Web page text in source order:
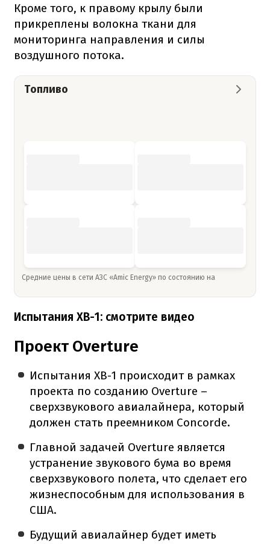
Кроме того, к правому крылу были
прикреплены волокна ткани для
мониторинга направления и силы
воздушного потока.
Топливо
Средние цены в сети АЗС «Amic Energy» по состоянию на
Испытания XB-1: смотрите видео
Проект Overture
Испытания XB-1 происходит в рамках
проекта по созданию Overture –
сверхзвукового авиалайнера, который
должен стать преемником Concorde.
Главной задачей Overture является
устранение звукового бума во время
сверхзвукового полета, что сделает его
жизнеспособным для использования в
США.
Будущий авиалайнер будет иметь